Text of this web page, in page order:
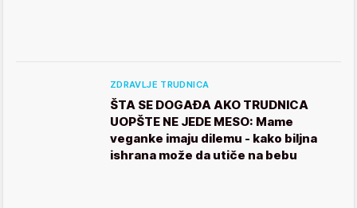
ZDRAVLJE TRUDNICA
ŠTA SE DOGAĐA AKO TRUDNICA
UOPŠTE NE JEDE MESO: Mame
veganke imaju dilemu - kako biljna
ishrana može da utiče na bebu